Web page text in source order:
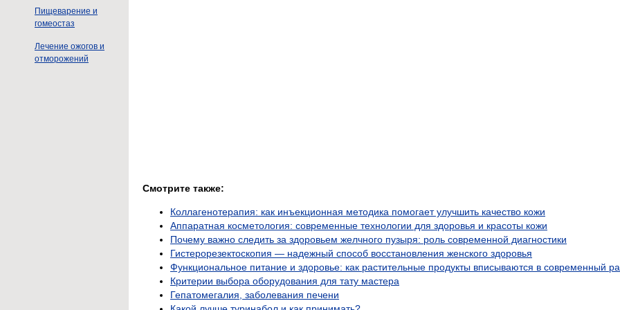
Пищеварение и
гомеостаз
Лечение ожогов и
отморожений
Смотрите также:
Коллагенотерапия: как инъекционная методика помогает улучшить качество кожи
Аппаратная косметология: современные технологии для здоровья и красоты кожи
Почему важно следить за здоровьем желчного пузыря: роль современной диагностики
Гистерорезектоскопия — надежный способ восстановления женского здоровья
Функциональное питание и здоровье: как растительные продукты вписываются в современный
Критерии выбора оборудования для тату мастера
Гепатомегалия, заболевания печени